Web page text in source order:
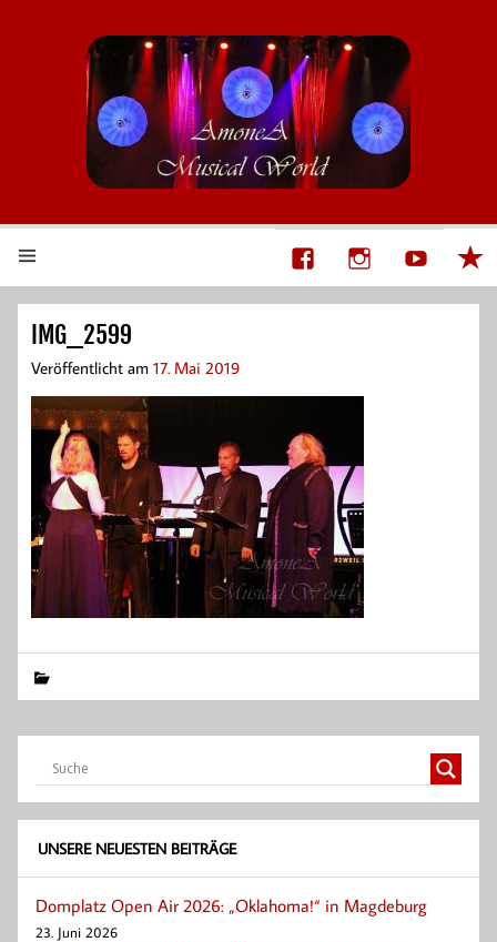
IMG_2599
Veröffentlicht am 17. Mai 2019
UNSERE NEUESTEN BEITRÄGE
Domplatz Open Air 2026: „Oklahoma!“ in Magdeburg
23. Juni 2026